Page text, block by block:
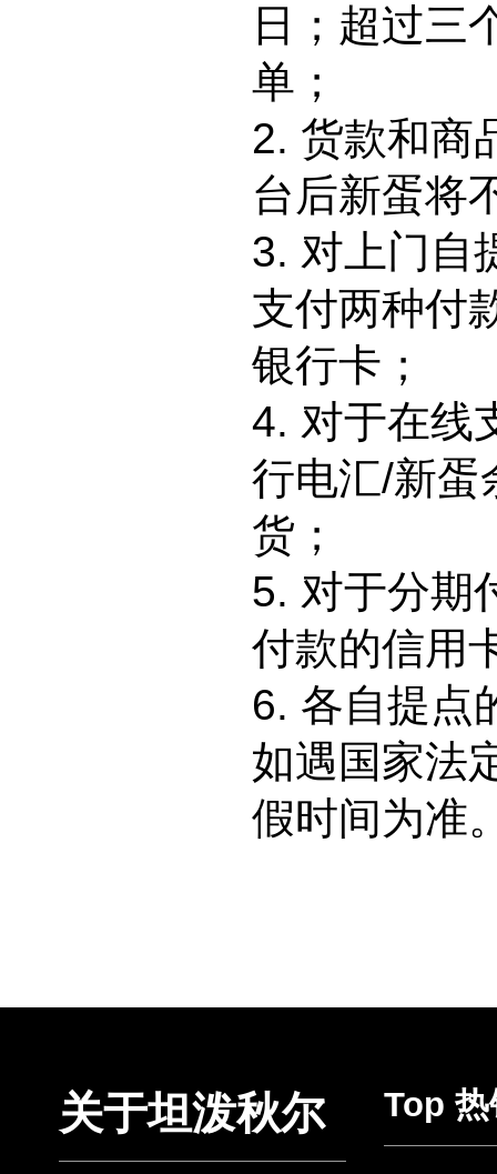
日；超过三
单；
2. 货款和商
台后新蛋将
3. 对上门自
支付两种付
银行卡；
4. 对于在线
行电汇/新蛋
货；
5. 对于分期
付款的信用
6. 各自提点
如遇国家法
假时间为准
关于坦泼秋尔 Top 热